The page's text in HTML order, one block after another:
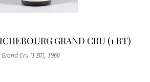
GRAND CRU (1 BT)
Cru (1 BT), 1966